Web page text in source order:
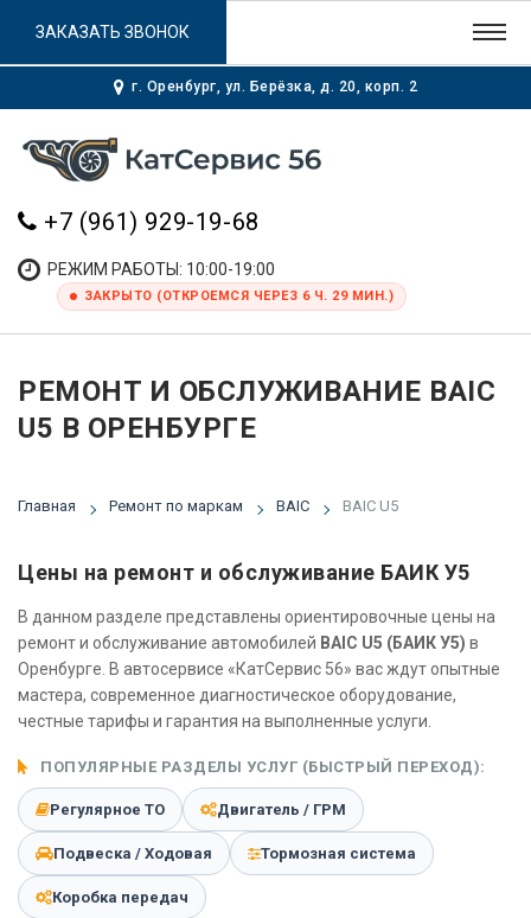
г. Оренбург, ул. Берёзка, д. 20, корп. 2
+7 (961) 929-19-68
РЕЖИМ РАБОТЫ: 10:00-19:00
ЗАКРЫТО (ОТКРОЕМСЯ ЧЕРЕЗ 6 Ч. 29 МИН.)
ЗАКАЗАТЬ ЗВОНОК
РЕМОНТ И ОБСЛУЖИВАНИЕ BAIC
U5 В ОРЕНБУРГЕ
Главная Ремонт по маркам BAIC BAIC U5
Цены на ремонт и обслуживание БАИК У5
В данном разделе представлены ориентировочные цены на
ремонт и обслуживание автомобилей BAIC U5 (БАИК У5) в
Оренбурге. В автосервисе «КатСервис 56» вас ждут опытные
мастера, современное диагностическое оборудование,
честные тарифы и гарантия на выполненные услуги.
ПОПУЛЯРНЫЕ РАЗДЕЛЫ УСЛУГ (БЫСТРЫЙ ПЕРЕХОД):
Регулярное ТО Двигатель / ГРМ
Подвеска / Ходовая Тормозная система
Коробка передач